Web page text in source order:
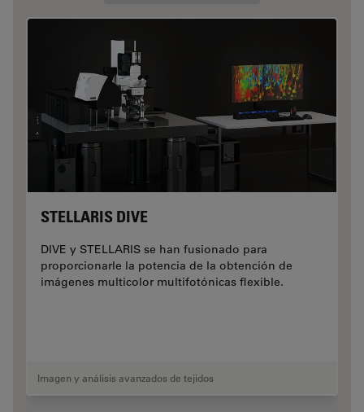
STELLARIS DIVE
DIVE y STELLARIS se han fusionado para
proporcionarle la potencia de la obtención de
imágenes multicolor multifotónicas flexible.
Imagen y análisis avanzados de tejidos